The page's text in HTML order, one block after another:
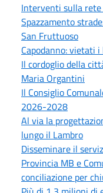
Interventi sulla
Spazzamento
San Fruttuoso
Capodanno: vietati
Il cordoglio della
Maria Organtini
Il Consiglio
2026-2028
Al via la
lungo il Lambro
Disseminare il
Provincia MB e
conciliazione per